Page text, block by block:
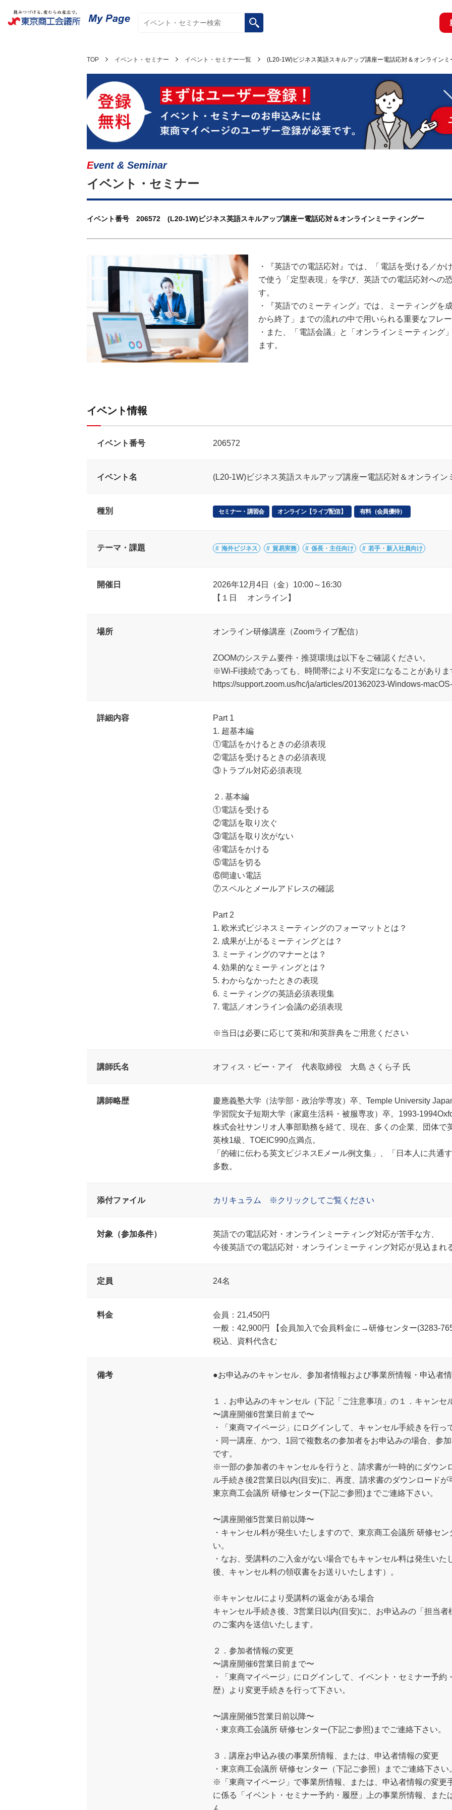
TOP イベント・セミナー イベント・セミナー一覧 (L20-1W)ビジネス英語スキルアップ講座ー電話応対＆オンラインミ
Event & Seminar
イベント・セミナー
イベント番号 206572 (L20-1W)ビジネス英語スキルアップ講座ー電話応対＆オンラインミーティングー
・『英語での電話応対』では、「電話を受ける／か
で使う「定型表現」を学び、英語での電話応対への
す。
・『英語でのミーティング』では、ミーティングを
から終了」までの流れの中で用いられる重要なフレー
・また、「電話会議」と「オンラインミーティング
ます。
イベント情報
イベント番号 206572
イベント名 (L20-1W)ビジネス英語スキルアップ講座ー電話応対＆オンライン
種別 セミナー・講習会 オンライン【ライブ配信】 有料（会員優待）
テーマ・課題 海外ビジネス 貿易実務 係長・主任向け 若手・新入社員向け
開催日
2026年12月4日（金）10:00～16:30
【１日 オンライン】
場所 オンライン研修講座（Zoomライブ配信）
ZOOMのシステム要件・推奨環境は以下をご確認ください。
※Wi-Fi接続であっても、時間帯により不安定になることがありま
https://support.zoom.us/hc/ja/articles/201362023-Windows-
詳細内容
Part 1
1. 超基本編
①電話をかけるときの必須表現
②電話を受けるときの必須表現
③トラブル対応必須表現
２. 基本編
①電話を受ける
②電話を取り次ぐ
③電話を取り次がない
④電話をかける
⑤電話を切る
⑥間違い電話
⑦スペルとメールアドレスの確認
Part 2
1. 欧米式ビジネスミーティングのフォーマットとは？
2. 成果が上がるミーティングとは？
3. ミーティングのマナーとは？
4. 効果的なミーティングとは？
5. わからなかったときの表現
6. ミーティングの英語必須表現集
7. 電話／オンライン会議の必須表現
※当日は必要に応じて英和/和英辞典をご用意ください
講師氏名 オフィス・ビー・アイ 代表取締役 大島 さくら子 氏
講師略歴
慶應義塾大学（法学部・政治学専攻）卒、Temple University
学習院女子短期大学（家庭生活科・被服専攻）卒。1993-
株式会社サンリオ人事部勤務を経て、現在、多くの企業、団体で
英検1級、TOEIC990点満点。
「的確に伝わる英文ビジネスEメール例文集」、「日本人に共通
多数。
添付ファイル カリキュラム ※クリックしてご覧ください
対象（参加条件）
英語での電話応対・オンラインミーティング対応が苦手な方、
今後英語での電話応対・オンラインミーティング対応が見込ま
定員 24名
料金
会員：21,450円
一般：42,900円 【会員加入で会員料金に→研修センター(3283-
税込、資料代含む
備考 ●お申込みのキャンセル、参加者情報および事業所情報・申込者
１．お申込みのキャンセル（下記「ご注意事項」の１．キャンセ
〜講座開催6営業日前まで〜
・「東商マイページ」にログインして、キャンセル手続きを行っ
・同一講座、かつ、1回で複数名の参加者をお申込みの場合、参
です。
※一部の参加者のキャンセルを行うと、請求書が一時的にダウン
ル手続き後2営業日以内(目安)に、再度、請求書のダウンロードが
東京商工会議所 研修センター(下記ご参照)までご連絡下さい。
〜講座開催5営業日前以降〜
・キャンセル料が発生いたしますので、東京商工会議所 研修セ
い。
・なお、受講料のご入金がない場合でもキャンセル料は発生い
後、キャンセル料の領収書をお送りいたします）。
※キャンセルにより受講料の返金がある場合
キャンセル手続き後、3営業日以内(目安)に、お申込みの「担当
のご案内を送信いたします。
２．参加者情報の変更
〜講座開催6営業日前まで〜
・「東商マイページ」にログインして、イベント・セミナー予
歴）より変更手続きを行って下さい。
〜講座開催5営業日前以降〜
・東京商工会議所 研修センター(下記ご参照)までご連絡下さい。
３．講座お申込み後の事業所情報、または、申込者情報の変更
・東京商工会議所 研修センター（下記ご参照）までご連絡下さ
※「東商マイページ」で事業所情報、または、申込者情報の変更
に係る「イベント・セミナー予約・履歴」上の事業所情報、また
ん。